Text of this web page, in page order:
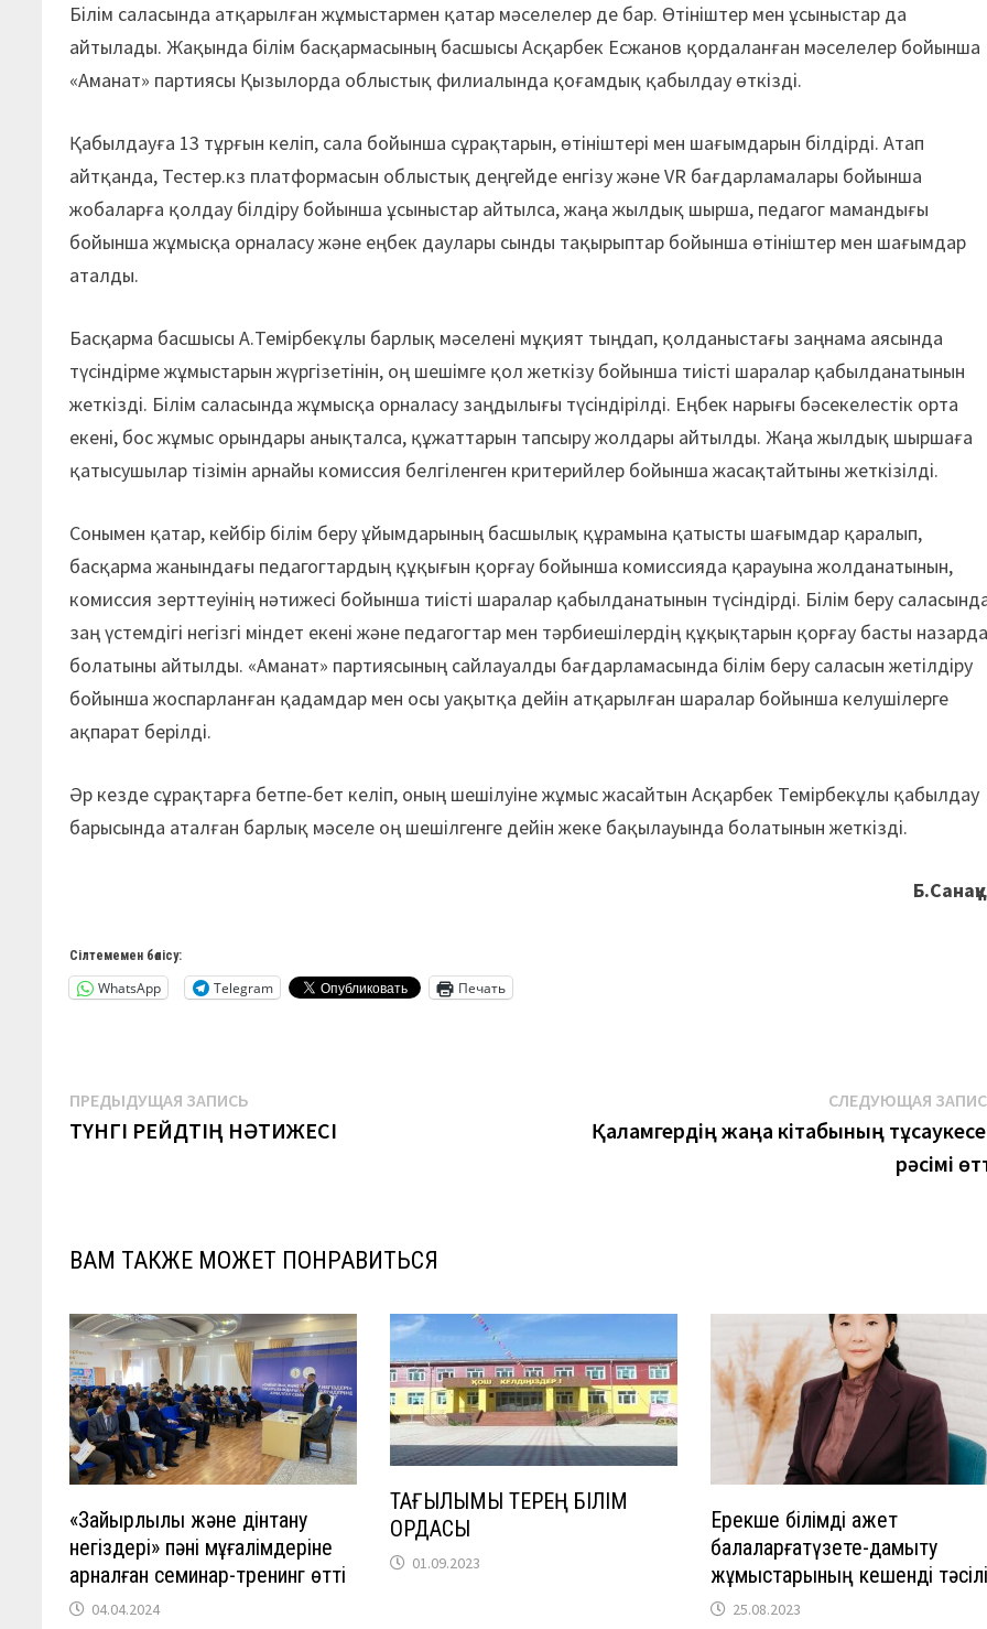
Білім саласында атқарылған жұмыстармен қатар мәселелер де бар. Өтініштер мен ұсыныстар да
айтылады. Жақында білім басқармасының басшысы Асқарбек Есжанов қордаланған мәселелер бойынша
«Аманат» партиясы Қызылорда облыстық филиалында қоғамдық қабылдау өткізді.
Қабылдауға 13 тұрғын келіп, сала бойынша сұрақтарын, өтініштері мен шағымдарын білдірді. Атап
айтқанда, Тестер.кз платформасын облыстық деңгейде енгізу және VR бағдарламалары бойынша
жобаларға қолдау білдіру бойынша ұсыныстар айтылса, жаңа жылдық шырша, педагог мамандығы
бойынша жұмысқа орналасу және еңбек даулары сынды тақырыптар бойынша өтініштер мен шағымдар
аталды.
Басқарма басшысы А.Темірбекұлы барлық мәселені мұқият тыңдап, қолданыстағы заңнама аясында
түсіндірме жұмыстарын жүргізетінін, оң шешімге қол жеткізу бойынша тиісті шаралар қабылданатынын
жеткізді. Білім саласында жұмысқа орналасу заңдылығы түсіндірілді. Еңбек нарығы бәсекелестік орта
екені, бос жұмыс орындары анықталса, құжаттарын тапсыру жолдары айтылды. Жаңа жылдық шыршаға
қатысушылар тізімін арнайы комиссия белгіленген критерийлер бойынша жасақтайтыны жеткізілді.
Сонымен қатар, кейбір білім беру ұйымдарының басшылық құрамына қатысты шағымдар қаралып,
басқарма жанындағы педагогтардың құқығын қорғау бойынша комиссияда қарауына жолданатынын,
комиссия зерттеуінің нәтижесі бойынша тиісті шаралар қабылданатынын түсіндірді. Білім беру
заң үстемдігі негізгі міндет екені және педагогтар мен тәрбиешілердің құқықтарын қорғау басты
болатыны айтылды. «Aманат» партиясының сайлауалды бағдарламасында білім беру саласын жетілдіру
бойынша жоспарланған қадамдар мен осы уақытқа дейін атқарылған шаралар бойынша келушілерге
ақпарат берілді.
Әр кезде сұрақтарға бетпе-бет келіп, оның шешілуіне жұмыс жасайтын Асқарбек Темірбекұлы қабылдау
барысында аталған барлық мәселе оң шешілгенге дейін жеке бақылауында болатынын жеткізді.
Сілтемемен бөлісу:
WhatsApp Telegram Печать
Навигация
по
ПРЕДЫДУЩАЯ ЗАПИСЬ
запись:
ТҮНГІ РЕЙДТІҢ НӘТИЖЕСІ
СЛЕДУЮЩАЯ
Қаламгердің жаңа кітабының
рәсімі
ВАМ ТАКЖЕ МОЖЕТ ПОНРАВИТЬСЯ
«Зайырлылық және дінтану
негіздері» пәні мұғалімдеріне
арналған семинар-тренинг өтті
04.04.2024
ТАҒЫЛЫМЫ ТЕРЕҢ БІЛІМ
ОРДАСЫ
01.09.2023
Ерекше білімді қажет
балаларғатүзете-дамыту
жұмыстарының кешенді тәсілі
25.08.2023